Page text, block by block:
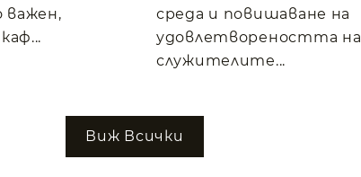
важен,
среда и повишаване на
удовлетвореността на
служителите...
Виж Всички